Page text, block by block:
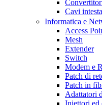
Cavi
Informatica e
Access
Mesh
Extender
Switch
Modem e
Patch di
Patch in
Adattatori
Iniettori ed